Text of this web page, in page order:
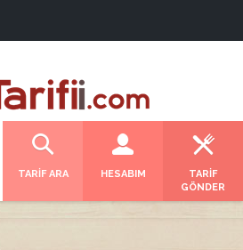
TARİF ARA HESABIM
TARİF
GÖNDER